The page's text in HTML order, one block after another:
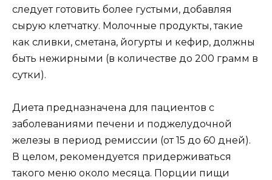
следует готовить более густыми, добавляя
сырую клетчатку. Молочные продукты, такие
как сливки, сметана, йогурты и кефир, должны
быть нежирными (в количестве до 200 грамм в
сутки).
Диета предназначена для пациентов с
заболеваниями печени и поджелудочной
железы в период ремиссии (от 15 до 60 дней).
В целом, рекомендуется придерживаться
такого меню около месяца. Порции пищи